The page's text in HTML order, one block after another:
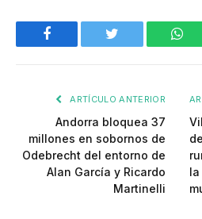
Facebook Twitter
ARTÍCULO ANTERIOR
Andorra bloquea 37
millones en sobornos de
Odebrecht del entorno de
Alan García y Ricardo
Martinelli